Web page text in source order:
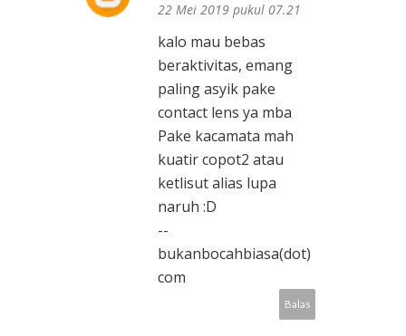
22 Mei 2019 pukul 07.21
kalo mau bebas
beraktivitas, emang
paling asyik pake
contact lens ya mba
Pake kacamata mah
kuatir copot2 atau
ketlisut alias lupa
naruh :D
--
bukanbocahbiasa(dot)
com
Balas